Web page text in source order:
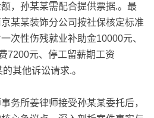
，孙某某需配合提供票据.。最
某某装饰分公司按社保核定标准
次性伤残就业补助金10000元、
7200元、停工留薪期工资
其他诉讼请求.。
务所姜律师接受孙某某委托后，